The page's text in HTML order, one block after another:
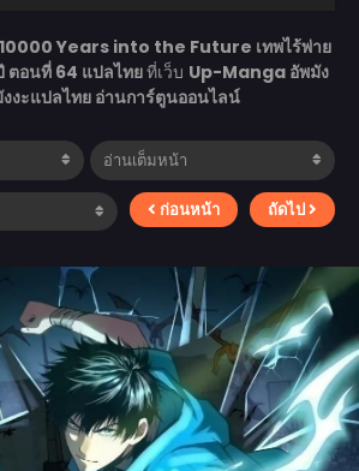
Years into the Future เทพไร้พ่าย
ตอนที่ 64 แปลไทยที่เว็บ Up-Manga อัพมัง
งงะแปลไทย อ่านการ์ตูนออนไลน์
ก่อนหน้า ถัดไป